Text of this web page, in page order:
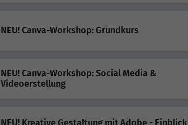
NEU! Canva-Workshop: Grundkurs
NEU! Canva-Workshop: Social Media &
Videoerstellung